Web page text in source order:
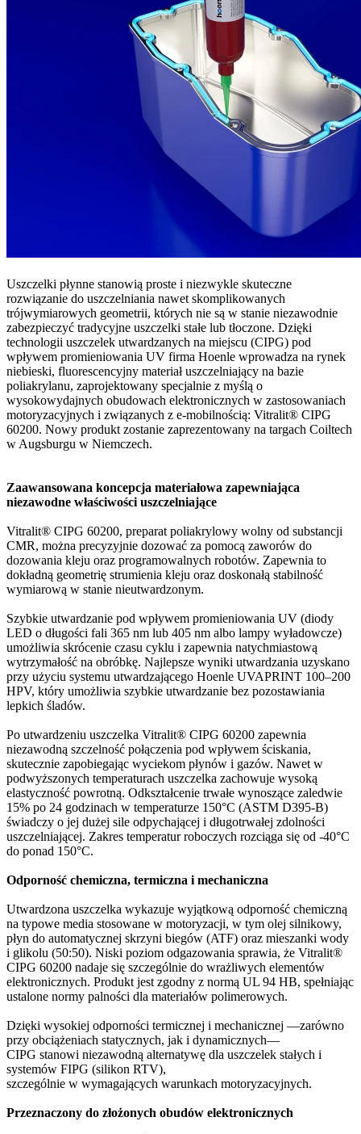
Uszczelki płynne stanowią proste i niezwykle skuteczne
rozwiązanie do uszczelniania nawet skomplikowanych
trójwymiarowych geometrii, których nie są w stanie niezawodnie
zabezpieczyć tradycyjne uszczelki stałe lub tłoczone. Dzięki
technologii uszczelek utwardzanych na miejscu (CIPG) pod
wpływem promieniowania UV firma Hoenle wprowadza na rynek
niebieski, fluorescencyjny materiał uszczelniający na bazie
poliakrylanu, zaprojektowany specjalnie z myślą o
wysokowydajnych obudowach elektronicznych w zastosowaniach
motoryzacyjnych i związanych z e-mobilnością: Vitralit® CIPG
60200. Nowy produkt zostanie zaprezentowany na targach Coiltech
w Augsburgu w Niemczech.
Zaawansowana koncepcja materiałowa zapewniająca
niezawodne właściwości uszczelniające
Vitralit® CIPG 60200, preparat poliakrylowy wolny od substancji
CMR, można precyzyjnie dozować za pomocą zaworów do
dozowania kleju oraz programowalnych robotów. Zapewnia to
dokładną geometrię strumienia kleju oraz doskonałą stabilność
wymiarową w stanie nieutwardzonym.
Szybkie utwardzanie pod wpływem promieniowania UV (diody
LED o długości fali 365 nm lub 405 nm albo lampy wyładowcze)
umożliwia skrócenie czasu cyklu i zapewnia natychmiastową
wytrzymałość na obróbkę. Najlepsze wyniki utwardzania uzyskano
przy użyciu systemu utwardzającego Hoenle UVAPRINT 100–200
HPV, który umożliwia szybkie utwardzanie bez pozostawiania
lepkich śladów.
Po utwardzeniu uszczelka Vitralit® CIPG 60200 zapewnia
niezawodną szczelność połączenia pod wpływem ściskania,
skutecznie zapobiegając wyciekom płynów i gazów. Nawet w
podwyższonych temperaturach uszczelka zachowuje wysoką
elastyczność powrotną. Odkształcenie trwałe wynoszące zaledwie
15% po 24 godzinach w temperaturze 150°C (ASTM D395-B)
świadczy o jej dużej sile odpychającej i długotrwałej zdolności
uszczelniającej. Zakres temperatur roboczych rozciąga się od -40°C
do ponad 150°C.
Odporność chemiczna, termiczna i mechaniczna
Utwardzona uszczelka wykazuje wyjątkową odporność chemiczną
na typowe media stosowane w motoryzacji, w tym olej silnikowy,
płyn do automatycznej skrzyni biegów (ATF) oraz mieszanki wody
i glikolu (50:50). Niski poziom odgazowania sprawia, że Vitralit®
CIPG 60200 nadaje się szczególnie do wrażliwych elementów
elektronicznych. Produkt jest zgodny z normą UL 94 HB, spełniając
ustalone normy palności dla materiałów polimerowych.
Dzięki wysokiej odporności termicznej i mechanicznej —zarówno
przy obciążeniach statycznych, jak i dynamicznych—
CIPG stanowi niezawodną alternatywę dla uszczelek stałych i
systemów FIPG (silikon RTV),
szczególnie w wymagających warunkach motoryzacyjnych.
Przeznaczony do złożonych obudów elektronicznych